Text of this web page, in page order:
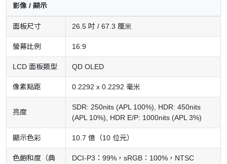
影像 / 顯示
面板尺寸 26.5 吋 / 67.3 厘米
螢幕比例 16:9
LCD 面板類型 QD OLED
像素點距 0.2292 x 0.2292 毫米
亮度
SDR: 250nits (APL 100%), HDR: 450nits
(APL 10%), HDR E/P: 1000nits (APL 3%)
顯示色彩 10.7 億（10 位元）
色飽和度（典
DCI-P3：99%，sRGB：100%，NTSC